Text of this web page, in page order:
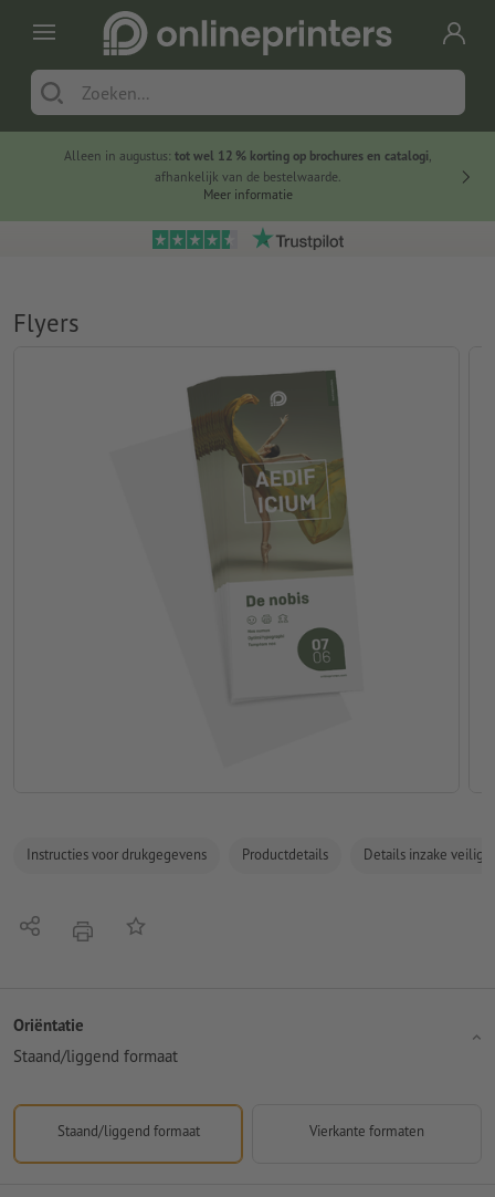
Alleen in augustus: tot wel 12 % korting op brochures en catalogi,
afhankelijk van de bestelwaarde.
Meer informatie
Flyers
Instructies voor drukgegevens Productdetails Details inzake
Delen afdrukkenOp de lijst
Oriëntatie
Staand/liggend formaat
Staand/liggend formaat Vierkante formaten